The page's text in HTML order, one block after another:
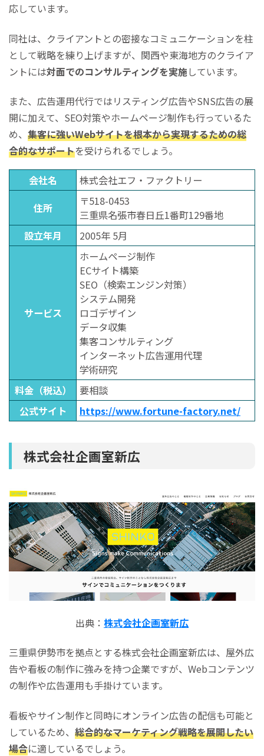
応しています。
同社は、クライアントとの密接なコミュニケーションを柱
として戦略を練り上げますが、関西や東海地方のクライア
ントには対面でのコンサルティングを実施しています。
また、広告運用代行ではリスティング広告やSNS広告の展
開に加えて、SEO対策やホームページ制作も行っているた
め、 集客に強いWebサイトを根本から実現するための総
合的なサポートを受けられるでしょう。
会社名
株式会社エフ・ファクトリー
住所
〒518-0453
三重県名張市春日丘1番町129番地
設立年月
2005年 5月
サービス
ホームページ制作
ECサイト構築
SEO（検索エンジン対策）
システム開発
ロゴデザイン
データ収集
集客コンサルティング
インターネット広告運用代理
学術研究
料金（税込）
要相談
公式サイト
https://www.fortune-factory.net/
株式会社企画室新広
出典： 株式会社企画室新広
三重県伊勢市を拠点とする株式会社企画室新広は、屋外広
告や看板の制作に強みを持つ企業ですが、Webコンテンツ
の制作や広告運用も手掛けています。
看板やサイン制作と同時にオンライン広告の配信も可能と
しているため、 総合的なマーケティング戦略を展開したい
場合に適しているでしょう。